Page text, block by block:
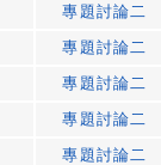
專題討論二
專題討論二
專題討論二
專題討論二
專題討論二